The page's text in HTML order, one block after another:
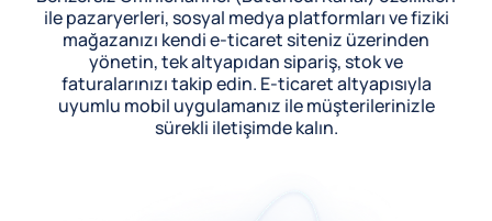
ile pazaryerleri, sosyal medya platformları ve fiziki
mağazanızı kendi e-ticaret siteniz üzerinden
yönetin, tek altyapıdan sipariş, stok ve
faturalarınızı takip edin. E-ticaret altyapısıyla
uyumlu mobil uygulamanız ile müşterilerinizle
sürekli iletişimde kalın.